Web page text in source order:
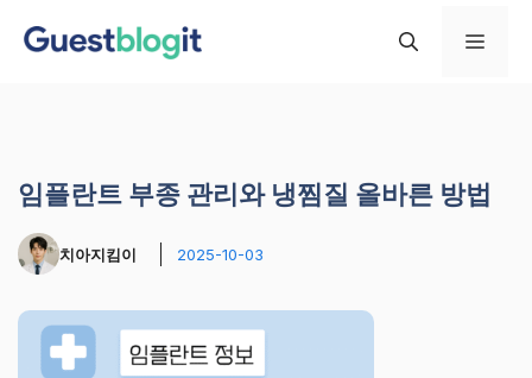
메
임플란트 부종 관리와 냉찜질 올바른 방법
치아지킴이 2025-10-03